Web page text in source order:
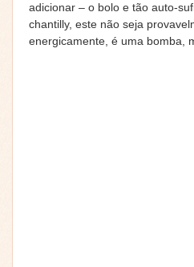
adicionar – o bolo e tão auto-
chantilly, este não seja
energicamente, é uma bomba,